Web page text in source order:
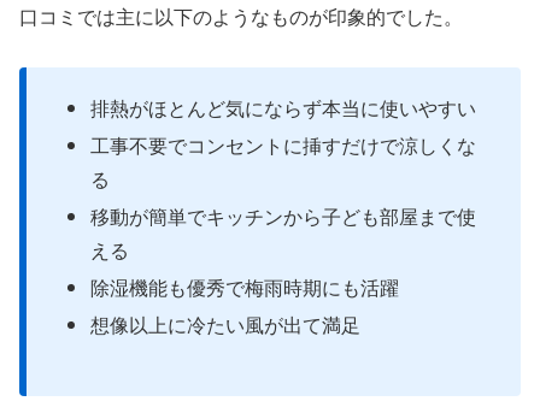
口コミでは主に以下のようなものが印象的でした。
排熱がほとんど気にならず本当に使いやすい
工事不要でコンセントに挿すだけで涼しくな
る
移動が簡単でキッチンから子ども部屋まで使
える
除湿機能も優秀で梅雨時期にも活躍
想像以上に冷たい風が出て満足